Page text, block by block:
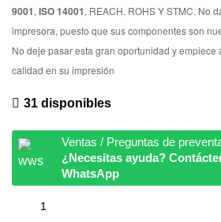
9001, ISO 14001, REACH, ROHS Y STMC. No
impresora, puesto que sus componentes son
No deje pasar esta gran oportunidad y
calidad en su impresión
31 disponibles
Ventas / Preguntas de
¿Necesitas ayuda?
WhatsApp